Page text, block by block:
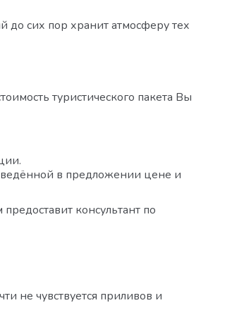
сих пор хранит атмосферу тех
не чувствуется приливов и
туристического пакета Вы
в предложении цене и
консультант по